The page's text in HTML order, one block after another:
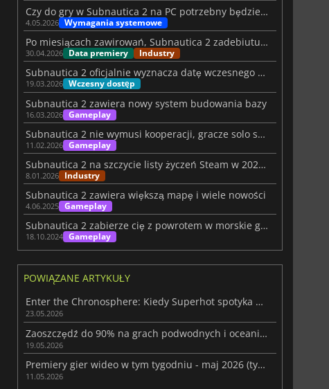
Czy do gry w Subnautica 2 na PC potrzebny będzie nowy sprzęt?
4.05.2026 Wymagania systemowe
Po miesiącach zawirowań, Subnautica 2 zadebiutuje 14 maja
30.04.2026 Data premiery Industry
Subnautica 2 oficjalnie wyznacza datę wczesnego dostępu po burzliwym czasie
19.03.2026 Wczesny dostęp
Subnautica 2 zawiera nowy system budowania bazy
16.03.2026 Gameplay
Subnautica 2 nie wymusi kooperacji, gracze solo są bezpieczni
11.02.2026 Gameplay
Subnautica 2 na szczycie listy życzeń Steam w 2026 roku
8.01.2026 Industry
Subnautica 2 zawiera większą mapę i wiele nowości
4.06.2025 Gameplay
Subnautica 2 zabierze cię z powrotem w morskie głębiny
18.10.2024 Gameplay
POWIĄZANE ARTYKUŁY
Enter the Chronosphere: Kiedy Superhot spotyka Bullet Hell
23.05.2026
Zaoszczędź do 90% na grach podwodnych i oceanicznych w Steam Ocean Fest
19.05.2026
Premiery gier wideo w tym tygodniu - maj 2026 (tydzień 20)
11.05.2026